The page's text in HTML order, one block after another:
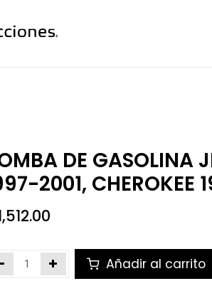
DE GASOLINA
2001, CHEROKEE
Añadir al carrito